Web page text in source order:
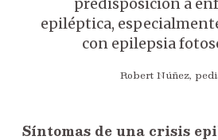
predisposición a
epiléptica,
con epilepsia
Robert Núñez,
Síntomas de una crisis